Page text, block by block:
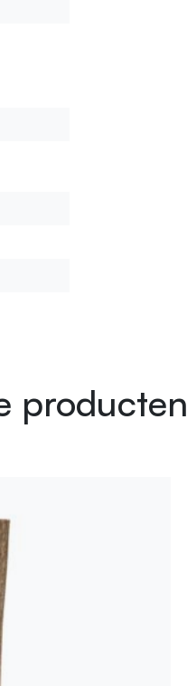
producten